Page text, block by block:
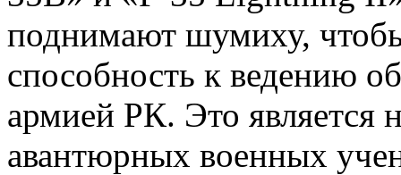
поднимают шумиху,
способность к ведению
армией РК. Это является
авантюрных военных